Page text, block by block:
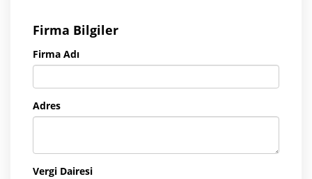
Firma Bilgiler
Firma Adı
Adres
Vergi Dairesi